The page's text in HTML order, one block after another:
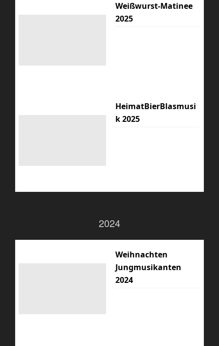
Weißwurst-Matinee
2025
HeimatBierBlasmusi
k 2025
2024
Weihnachten
Jungmusikanten
2024